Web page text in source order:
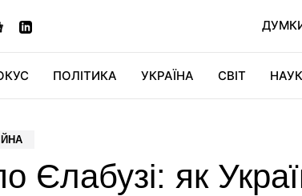
ПОЛІТИКА УКРАЇНА СВІТ
Єлабузі: як